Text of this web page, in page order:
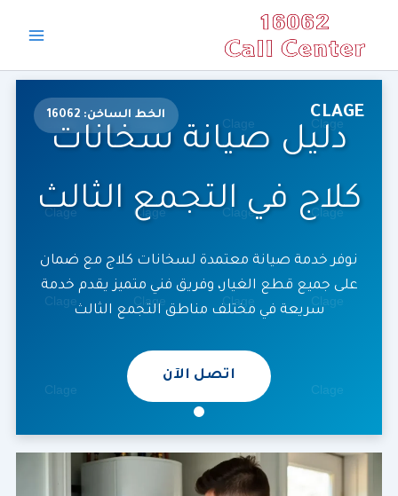
المحتوى
دليل صيانة سخانات
كلاج في التجمع الثالث
نوفر خدمة صيانة معتمدة لسخانات كلاج مع ضمان
على جميع قطع الغيار، وفريق فني متميز يقدم خدمة
سريعة في مختلف مناطق التجمع الثالث
اتصل الآن
الخط الساخن: 16062 CLAGE